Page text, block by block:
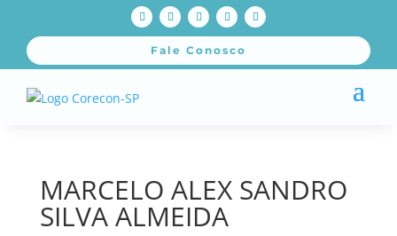
Fale Conosco
MARCELO ALEX SANDRO
SILVA ALMEIDA